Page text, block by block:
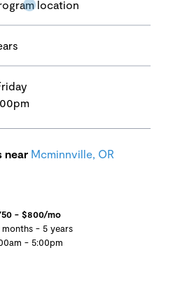
near Mcminnville, OR
- $800/mo
months - 5 years
- 5:00pm